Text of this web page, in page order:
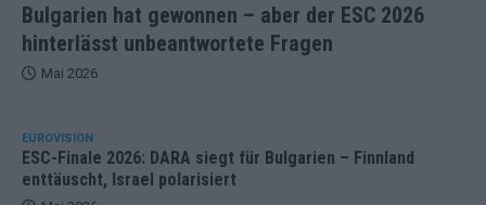
Bulgarien hat gewonnen – aber der ESC 2026
hinterlässt unbeantwortete Fragen
Mai 2026
EUROVISION
ESC-Finale 2026: DARA siegt für Bulgarien – Finnland
enttäuscht, Israel polarisiert